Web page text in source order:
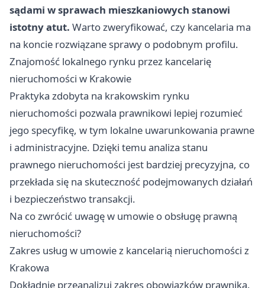
sądami w sprawach mieszkaniowych stanowi
istotny atut. Warto zweryfikować, czy kancelaria ma
na koncie rozwiązane sprawy o podobnym profilu.
Znajomość lokalnego rynku przez kancelarię
nieruchomości w Krakowie
Praktyka zdobyta na krakowskim rynku
nieruchomości pozwala prawnikowi lepiej rozumieć
jego specyfikę, w tym lokalne uwarunkowania prawne
i administracyjne. Dzięki temu analiza stanu
prawnego nieruchomości jest bardziej precyzyjna, co
przekłada się na skuteczność podejmowanych działań
i bezpieczeństwo transakcji.
Na co zwrócić uwagę w umowie o obsługę prawną
nieruchomości?
Zakres usług w umowie z kancelarią nieruchomości z
Krakowa
Dokładnie przeanalizuj zakres obowiązków prawnika.